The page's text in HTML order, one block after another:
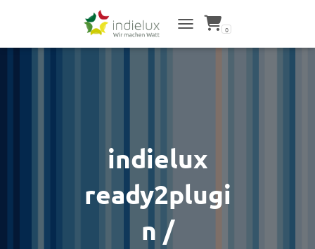
NAVIGATION UMSCHALTEN
0
indielux
ready2plugi
n /